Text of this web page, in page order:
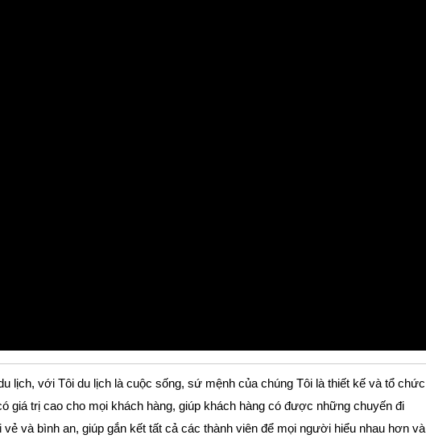
lịch, với Tôi du lịch là cuộc sống, sứ mệnh của chúng Tôi là thiết kế và tổ chức
giá trị cao cho mọi khách hàng, giúp khách hàng có được những chuyến đi
và bình an, giúp gắn kết tất cả các thành viên để mọi người hiểu nhau hơn và